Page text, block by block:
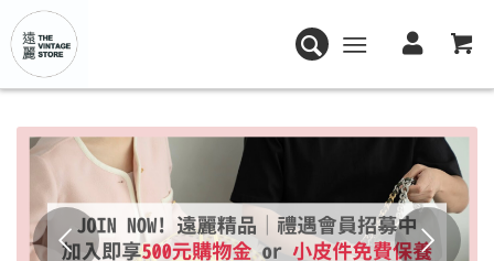
下一頁